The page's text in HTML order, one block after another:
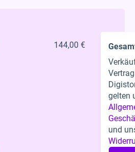
144,00 €
gelten
und